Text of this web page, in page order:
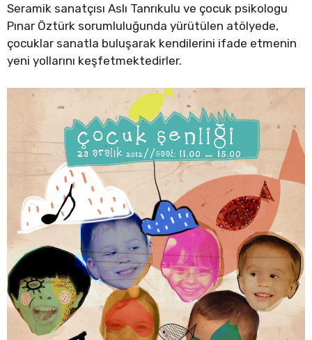
Seramik sanatçısı Aslı Tanrıkulu ve çocuk psikologu
Pınar Öztürk sorumluluğunda yürütülen atölyede,
çocuklar sanatla buluşarak kendilerini ifade etmenin
yeni yollarını keşfetmektedirler.